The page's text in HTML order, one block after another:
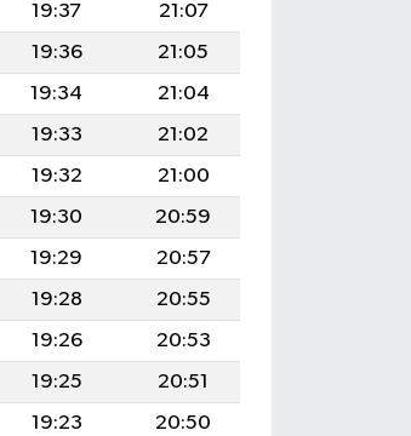
19:37
21:07
19:36
21:05
19:34
21:04
19:33
21:02
19:32
21:00
19:30
20:59
19:29
20:57
19:28
20:55
19:26
20:53
19:25
20:51
19:23
20:50